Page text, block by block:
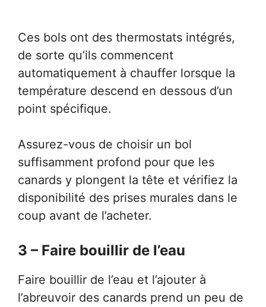
Ces bols ont des thermostats intégrés,
de sorte qu’ils commencent
automatiquement à chauffer lorsque la
température descend en dessous d’un
point spécifique.
Assurez-vous de choisir un bol
suffisamment profond pour que les
canards y plongent la tête et vérifiez la
disponibilité des prises murales dans le
coup avant de l’acheter.
3 – Faire bouillir de l’eau
Faire bouillir de l’eau et l’ajouter à
l’abreuvoir des canards prend un peu de